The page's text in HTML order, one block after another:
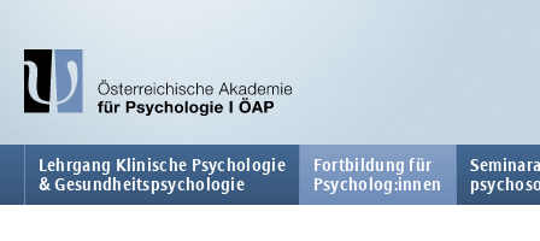
Lehrgang Klinische Psychologie
& Gesundheitspsychologie
Fortbildung für
Psycholog:innen